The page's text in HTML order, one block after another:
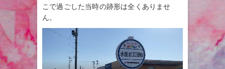
こで過ごした当時の跡形は全くありませ
ん。